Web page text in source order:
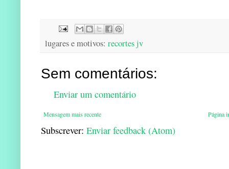
lugares e motivos: recortes jv
Sem comentários:
Enviar um comentário
Mensagem mais recente Página
Subscrever: Enviar feedback (Atom)